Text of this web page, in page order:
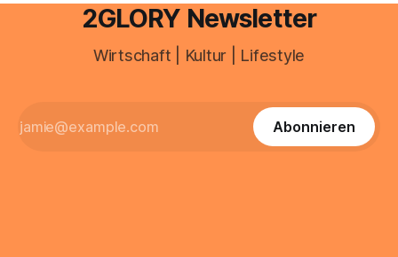
2GLORY Newsletter
Wirtschaft | Kultur | Lifestyle
Abonnieren